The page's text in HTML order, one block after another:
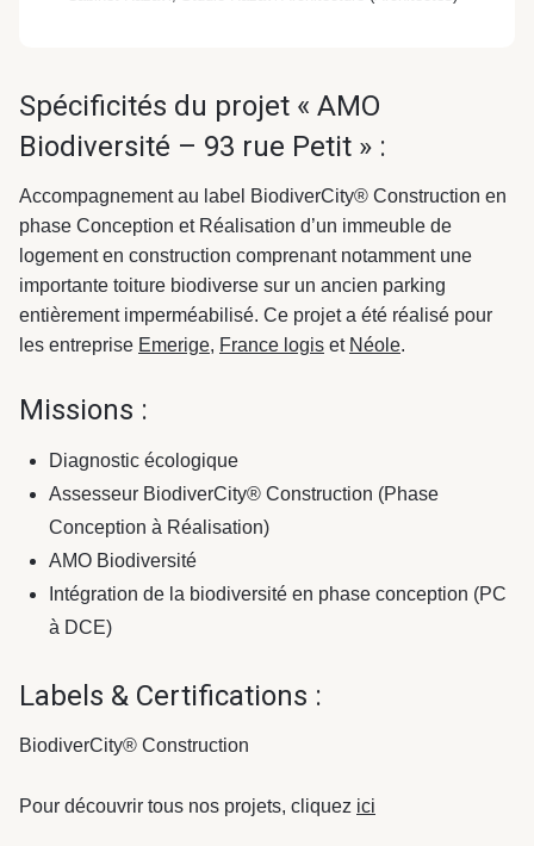
Spécificités du projet « AMO
Biodiversité – 93 rue Petit » :
Accompagnement au label BiodiverCity® Construction en
phase Conception et Réalisation d’un immeuble de
logement en construction comprenant notamment une
importante toiture biodiverse sur un ancien parking
entièrement imperméabilisé. Ce projet a été réalisé pour
les entreprise Emerige, France logis et Néole.
Missions :
Diagnostic écologique
Assesseur BiodiverCity® Construction (Phase
Conception à Réalisation)
AMO Biodiversité
Intégration de la biodiversité en phase conception (PC
à DCE)
Labels & Certifications :
BiodiverCity® Construction
Pour découvrir tous nos projets, cliquez ici